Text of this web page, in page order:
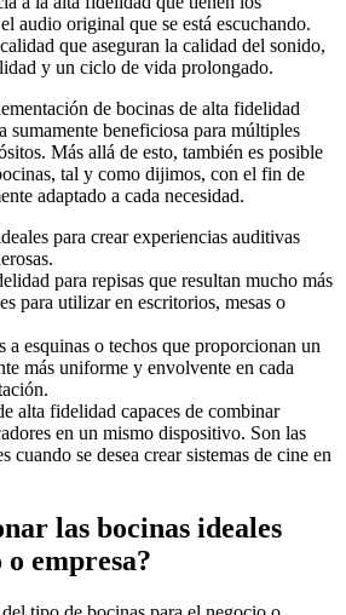
audio original que se está escuchando.
que aseguran la calidad del sonido,
y un ciclo de vida prolongado.
de bocinas de alta fidelidad
sumamente beneficiosa para múltiples
Más allá de esto, también es posible
tal y como dijimos, con el fin de
adaptado a cada necesidad.
para crear experiencias auditivas
para repisas que resultan mucho más
para utilizar en escritorios, mesas o
a esquinas o techos que proporcionan un
más uniforme y envolvente en cada
alta fidelidad capaces de combinar
en un mismo dispositivo. Son las
cuando se desea crear sistemas de cine en
las bocinas ideales
empresa?